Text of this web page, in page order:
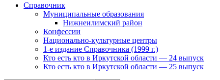
Справочник
Муниципальные образования
Нижнеилимский район
Конфессии
Национально-культурные центры
1-е издание Справочника (1999 г.)
Кто есть кто в Иркутской области — 24 выпуск
Кто есть кто в Иркутской области — 25 выпуск